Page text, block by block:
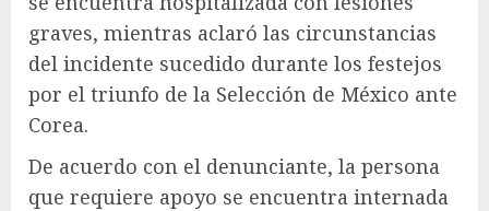
graves, mientras aclaró las circunstancias
del incidente sucedido durante los festejos
por el triunfo de la Selección de México ante
Corea.
De acuerdo con el denunciante, la persona
que requiere apoyo se encuentra internada